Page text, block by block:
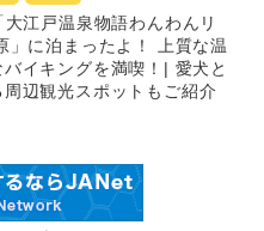
大江戸温泉物語わんわんリ
」に泊まったよ！ 上質な温
イキングを満喫！| 愛犬と
辺観光スポットもご紹介